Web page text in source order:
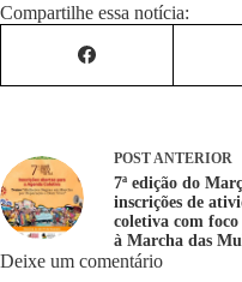
Compartilhe essa notícia:
POST ANTERIOR
7ª edição do
inscrições de
coletiva com
à Marcha das
Deixe um comentário